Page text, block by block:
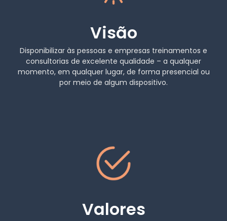
Visão
Disponibilizar às pessoas e empresas treinamentos e
consultorias de excelente qualidade – a qualquer
momento, em qualquer lugar, de forma presencial ou
por meio de algum dispositivo.
Valores